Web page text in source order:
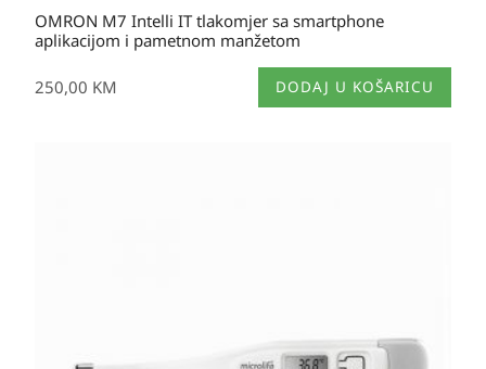
OMRON M7 Intelli IT tlakomjer sa smartphone
aplikacijom i pametnom manžetom
250,00 KM DODAJ U KOŠARICU